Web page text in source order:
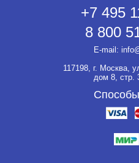
+7 495
8 800
E-mail:
117198, г. Москва,
дом 8, стр.